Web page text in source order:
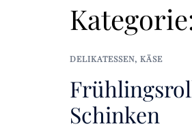
DELIKATESSEN, KÄSE
Schinken